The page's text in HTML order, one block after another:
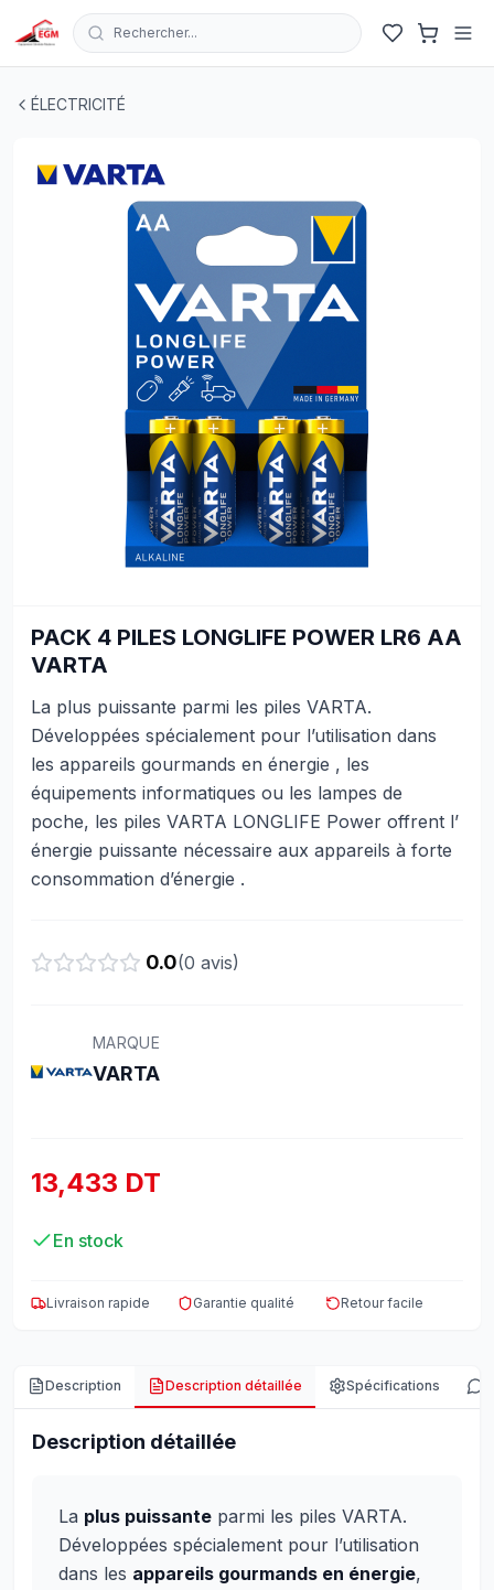
Rechercher...
ÉLECTRICITÉ
PACK 4 PILES LONGLIFE POWER LR6 AA
VARTA
La plus puissante parmi les piles VARTA.
Développées spécialement pour l’utilisation dans
les appareils gourmands en énergie , les
équipements informatiques ou les lampes de
poche, les piles VARTA LONGLIFE Power offrent l’
énergie puissante nécessaire aux appareils à forte
consommation d’énergie .
0.0(0 avis)
MARQUE
VARTA
13,433 DT
En stock
Livraison rapide Garantie qualité Retour facile
Description Description détaillée Spécifications
Description détaillée
La plus puissante parmi les piles VARTA.
Développées spécialement pour l’utilisation
dans les appareils gourmands en énergie,